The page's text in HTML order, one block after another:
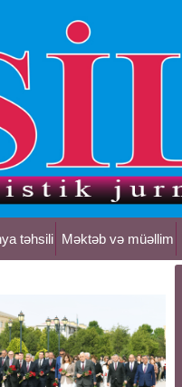
təhsili Məktəb və müəllim